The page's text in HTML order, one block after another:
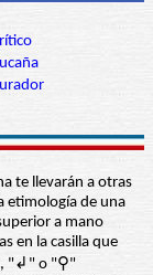
te llevarán a otras
etimología de una
a mano
en la casilla que
"↲" o "⚲"